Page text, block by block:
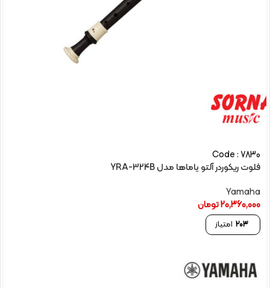
Code : 7830
فلوت ریکوردر آلتو یاماها مدل YRA-324B
Yamaha
20,360,000تومان
203 امتیاز